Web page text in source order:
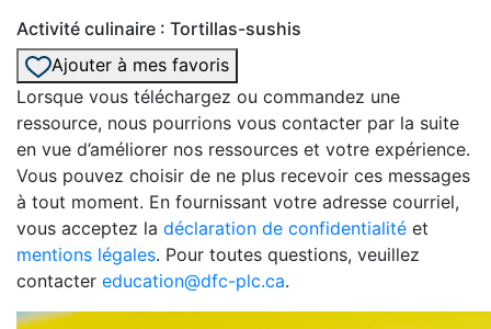
Activité culinaire : Tortillas-sushis
Ajouter à mes favoris
Lorsque vous téléchargez ou commandez une
ressource, nous pourrions vous contacter par la suite
en vue d’améliorer nos ressources et votre expérience.
Vous pouvez choisir de ne plus recevoir ces messages
à tout moment. En fournissant votre adresse courriel,
vous acceptez la déclaration de confidentialité et
mentions légales. Pour toutes questions, veuillez
contacter education@dfc-plc.ca.